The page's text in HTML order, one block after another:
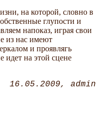
на которой, словно в
глупости и
напоказ, играя свои
из нас имеют
и проявлягь
идет на этой сцене
16.05.2009 admin